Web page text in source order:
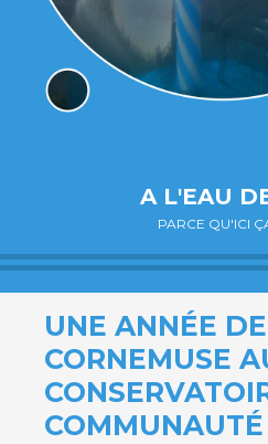
A L'EAU
PARCE QU'ICI
UNE ANNÉE DE
CORNEMUSE
COMMUNAUTÉ